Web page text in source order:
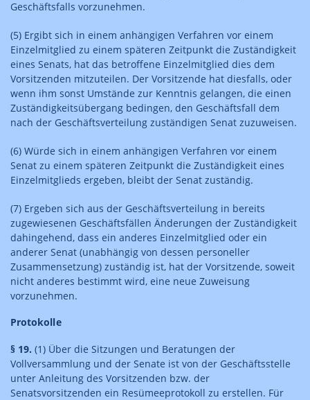
Geschäftsfalls vorzunehmen.
(5) Ergibt sich in einem anhängigen Verfahren vor einem
Einzelmitglied zu einem späteren Zeitpunkt die Zuständigkeit
eines Senats, hat das betroffene Einzelmitglied dies dem
Vorsitzenden mitzuteilen. Der Vorsitzende hat diesfalls, oder
wenn ihm sonst Umstände zur Kenntnis gelangen, die einen
Zuständigkeitsübergang bedingen, den Geschäftsfall dem
nach der Geschäftsverteilung zuständigen Senat zuzuweisen.
(6) Würde sich in einem anhängigen Verfahren vor einem
Senat zu einem späteren Zeitpunkt die Zuständigkeit eines
Einzelmitglieds ergeben, bleibt der Senat zuständig.
(7) Ergeben sich aus der Geschäftsverteilung in bereits
zugewiesenen Geschäftsfällen Änderungen der Zuständigkeit
dahingehend, dass ein anderes Einzelmitglied oder ein
anderer Senat (unabhängig von dessen personeller
Zusammensetzung) zuständig ist, hat der Vorsitzende, soweit
nicht anderes bestimmt wird, eine neue Zuweisung
vorzunehmen.
Protokolle
§ 19. (1) Über die Sitzungen und Beratungen der
Vollversammlung und der Senate ist von der Geschäftsstelle
unter Anleitung des Vorsitzenden bzw. der
Senatsvorsitzenden ein Resümeeprotokoll zu erstellen. Für